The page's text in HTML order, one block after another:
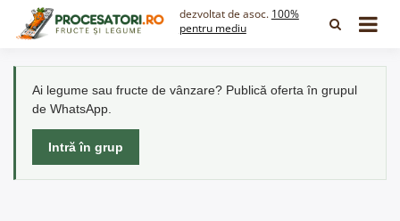
dezvoltat de asoc. 100%
pentru mediu
Ai legume sau fructe de vânzare? Publică oferta în grupul
de WhatsApp.
Intră în grup